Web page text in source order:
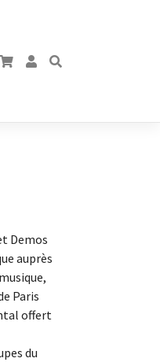
Demos
auprès
Paris
offert
du